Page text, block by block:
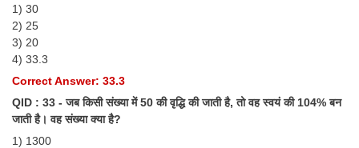
CAPF / Delhi Police - SI (CPO)
SSC Exam Vacancies
Scientific Assistant Exam
1) 30
2) 25
3) 20
4) 33.3
Correct Answer: 33.3
QID : 33 - जब किसी संख्या में 50 की वृद्धि की जाती है, तो वह स्वयं की 104% बन
जाती है। वह संख्या क्या है?
1) 1300